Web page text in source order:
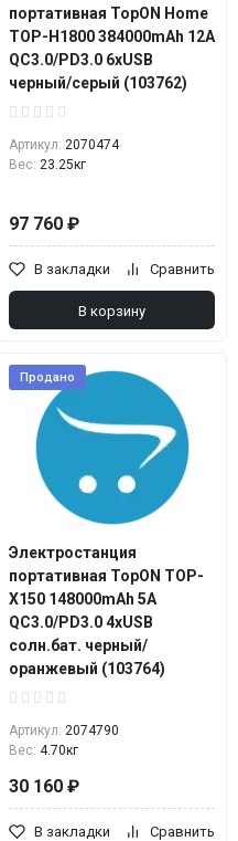
портативная TopON Home
TOP-H1800 384000mAh 12A
QC3.0/PD3.0 6xUSB
черный/серый (103762)
Артикул: 2070474
Вес: 23.25кг
97 760 ₽
В закладки Сравнить
В корзину
Продано
Электростанция
портативная TopON TOP-
X150 148000mAh 5A
QC3.0/PD3.0 4xUSB
солн.бат. черный/
оранжевый (103764)
Артикул: 2074790
Вес: 4.70кг
30 160 ₽
В закладки Сравнить